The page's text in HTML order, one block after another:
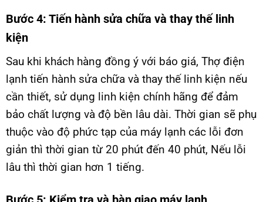
Bước 4: Tiến hành sửa chữa và thay thế linh
kiện
Sau khi khách hàng đồng ý với báo giá, Thợ điện
lạnh tiến hành sửa chữa và thay thế linh kiện nếu
cần thiết, sử dụng linh kiện chính hãng để đảm
bảo chất lượng và độ bền lâu dài. Thời gian sẽ phụ
thuộc vào độ phức tạp của máy lạnh các lỗi đơn
giản thì thời gian từ 20 phút đến 40 phút, Nếu lỗi
lâu thì thời gian hơn 1 tiếng.